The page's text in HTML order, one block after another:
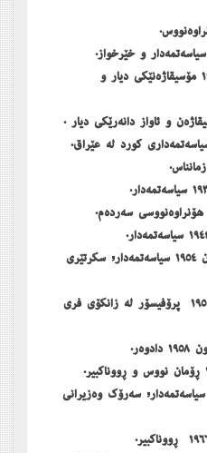
(موحەمەد ساڵح دیلان )١٩٢٧-١٩٩٠ مۆسیقاژەنێکی دیار و
(عوسمانی حاجی مارف)لەدایکبوون ١٩٥٤ سیاسەتمەدار, سکرتێری
(فریاد فازل عومەر )لەدایکبوون ١٩٥٠ پرۆفیسۆر لە زانکۆی فری
(بەرھەم ساڵح )لەدایکبوون ١٩٦٠ سیاسەتمەدار, سەرۆک وەزیرانی